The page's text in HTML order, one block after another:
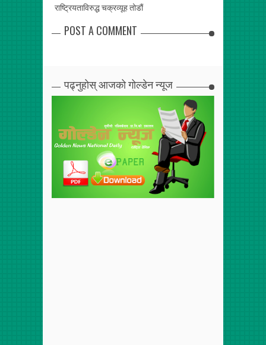
राष्ट्रियताविरुद्ध चक्रव्यूह तोडौं
POST A COMMENT
पढ्नुहोस् आजको गोल्डेन न्यूज